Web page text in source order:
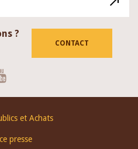
?
CONTACT
et Achats
presse